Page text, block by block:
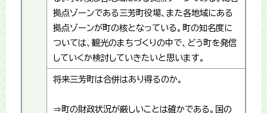
拠点ゾーンである三芳町役場、また各地域にある
拠点ゾーンが町の核となっている。町の知名度に
ついては、観光のまちづくりの中で、どう町を発信
していくか検討していきたいと思います。
将来三芳町は合併はあり得るのか。
⇒町の財政状況が厳しいことは確かである。国の